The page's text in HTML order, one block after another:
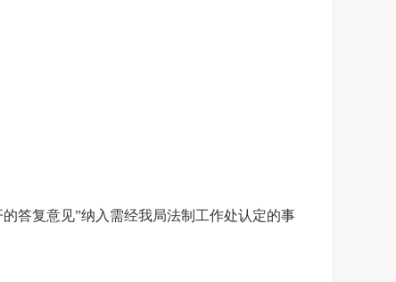
答复意见”纳入需经我局法制工作处认定的事